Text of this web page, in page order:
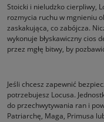
Stoicki i nieludzko cierpliwy,
rozmycia ruchu w mgnieniu
zaskakująca, co zabójcza.
wykonuje błyskawiczny cios
przez mgłę bitwy, by
Jeśli chcesz zapewnić
potrzebujesz Locusa.
do przechwytywania ran i
Patriarchę, Maga, Primusa